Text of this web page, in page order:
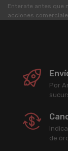
Enterate antes que
acciones
Por
de